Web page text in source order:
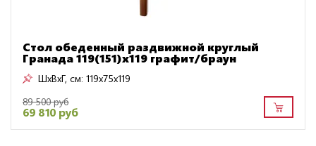
Стол обеденный раздвижной круглый
Гранада 119(151)х119 графит/браун
ШxВxГ, см: 119x75x119
89 500 руб
69 810 руб